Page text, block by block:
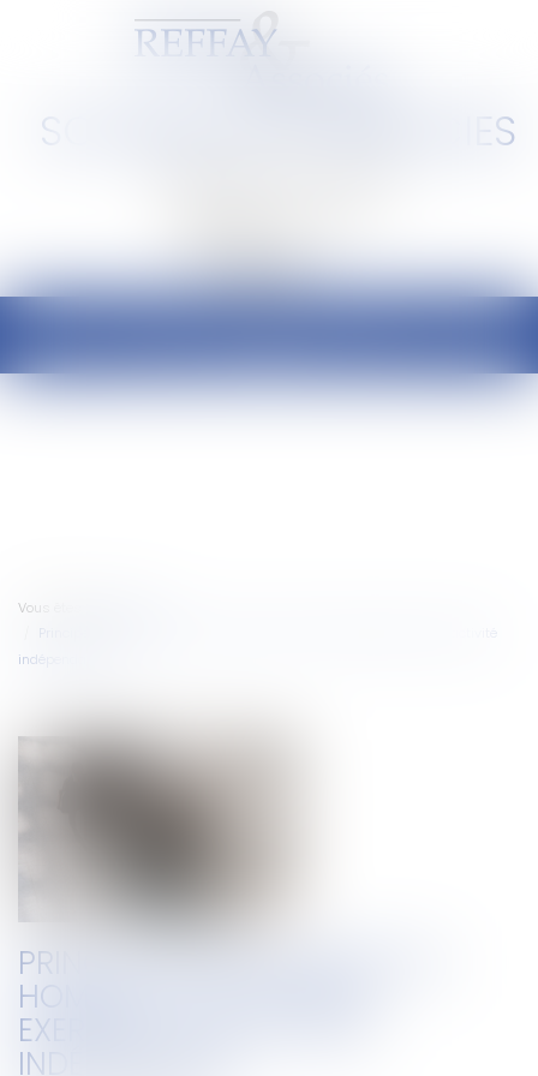
SCP REFFAY ET ASSOCIES
le
menu
Vous êtes ici :
indépendante
PRINCIPE D'ÉGALITÉ ENTRE LES
HOMMES ET LES FEMMES
EXERÇANT UNE ACTIVITÉ
INDÉPENDANTE